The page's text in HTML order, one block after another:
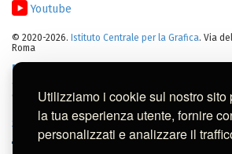
Utilizziamo i cookie sul nostro sito
la tua esperienza utente, fornire
personalizzati e analizzare il
Youtube
© 2020-2026. Istituto Centrale per la Grafica. Via
Roma
Note legali
altro materiale pubblicato su questo sito sono
diritto di autore.
Per usi commerciali dei contenuti
gr@cultura.gov.it